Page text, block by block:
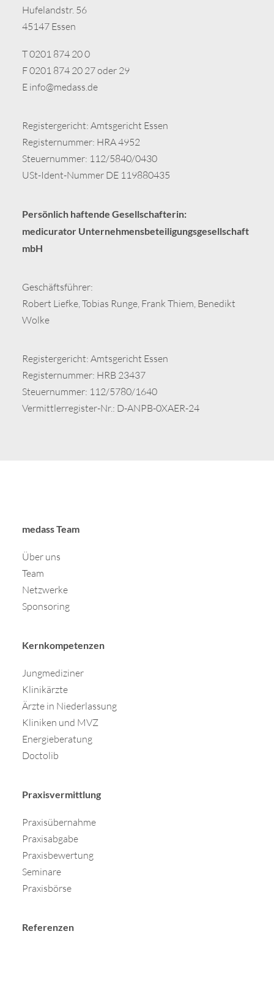
Hufelandstr. 56
45147 Essen
T 0201 874 20 0
F 0201 874 20 27 oder 29
E info@medass.de
Registergericht: Amtsgericht Essen
Registernummer: HRA 4952
Steuernummer: 112/5840/0430
USt-Ident-Nummer DE 119880435
Persönlich haftende Gesellschafterin:
medicurator Unternehmensbeteiligungsgesellschaft
mbH
Geschäftsführer:
Robert Liefke, Tobias Runge, Frank Thiem, Benedikt
Wolke
Registergericht: Amtsgericht Essen
Registernummer: HRB 23437
Steuernummer: 112/5780/1640
Vermittlerregister-Nr.: D-ANPB-0XAER-24
medass Team
Über uns
Team
Netzwerke
Sponsoring
Kernkompetenzen
Jungmediziner
Klinikärzte
Ärzte in Niederlassung
Kliniken und MVZ
Energieberatung
Doctolib
Praxisvermittlung
Praxisübernahme
Praxisabgabe
Praxisbewertung
Seminare
Praxisbörse
Referenzen